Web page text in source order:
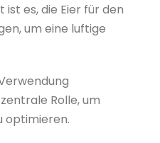
es, die Eier für den
um eine luftige
Rolle, um
optimieren.